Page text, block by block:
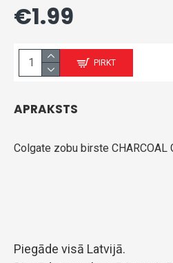
€1.99
PIRKT
APRAKSTS
Colgate zobu birste CHARCOAL
Piegāde visā Latvijā.